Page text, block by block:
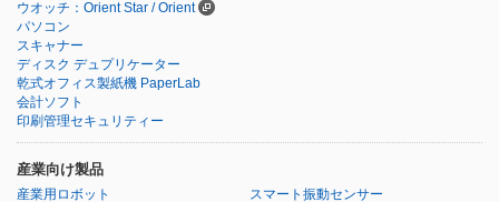
ウオッチ：Orient Star / Orient
パソコン
スキャナー
ディスク デュプリケーター
乾式オフィス製紙機 PaperLab
会計ソフト
印刷管理セキュリティー
産業向け製品
産業用ロボット
スマート振動センサー